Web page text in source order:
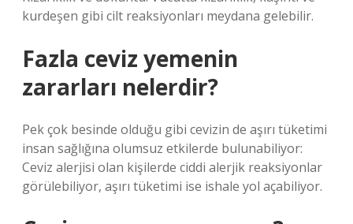
kurdeşen gibi cilt reaksiyonları meydana gelebilir.
Fazla ceviz yemenin
zararları nelerdir?
Pek çok besinde olduğu gibi cevizin de aşırı tüketimi
insan sağlığına olumsuz etkilerde bulunabiliyor:
Ceviz alerjisi olan kişilerde ciddi alerjik reaksiyonlar
görülebiliyor, aşırı tüketimi ise ishale yol açabiliyor.